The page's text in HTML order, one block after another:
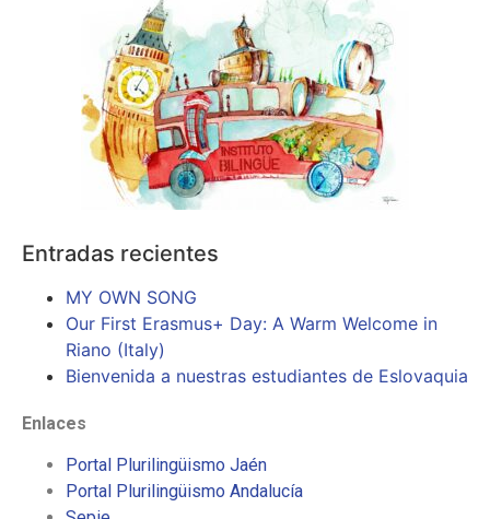
Entradas recientes
MY OWN SONG
Our First Erasmus+ Day: A Warm Welcome in
Riano (Italy)
Bienvenida a nuestras estudiantes de Eslovaquia
Enlaces
Portal Plurilingüismo Jaén
Portal Plurilingüismo Andalucía